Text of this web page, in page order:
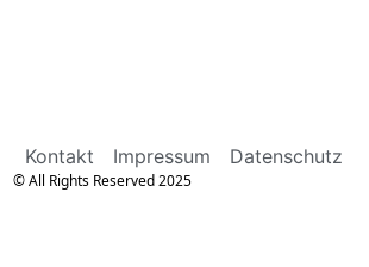
Kontakt Impressum Datenschutz
© All Rights Reserved 2025